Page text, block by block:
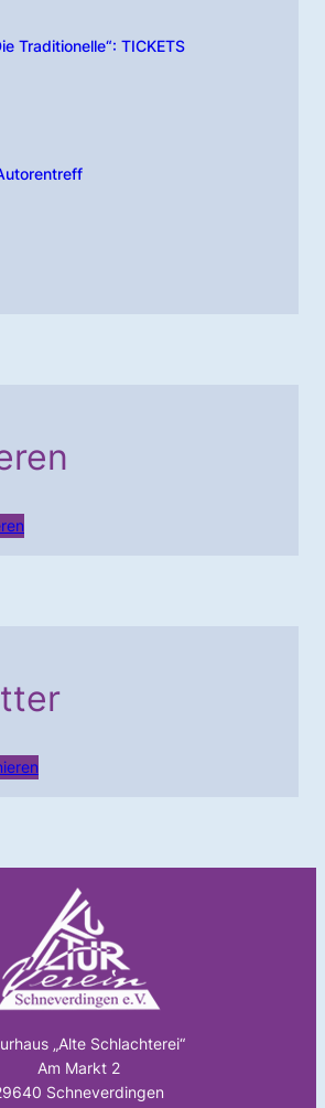
Traditionelle“: TICKETS
„Alte Schlachterei“
Am Markt 2
Schneverdingen